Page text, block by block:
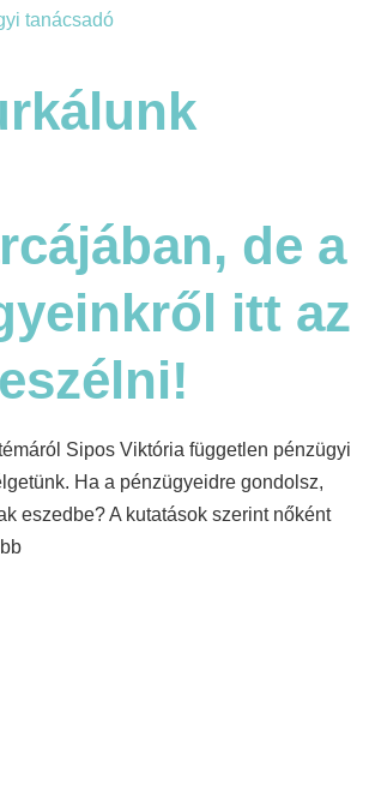
de a
itt az
Sipos Viktória független pénzügyi
Ha a pénzügyeidre gondolsz,
eszedbe? A kutatások szerint nőként